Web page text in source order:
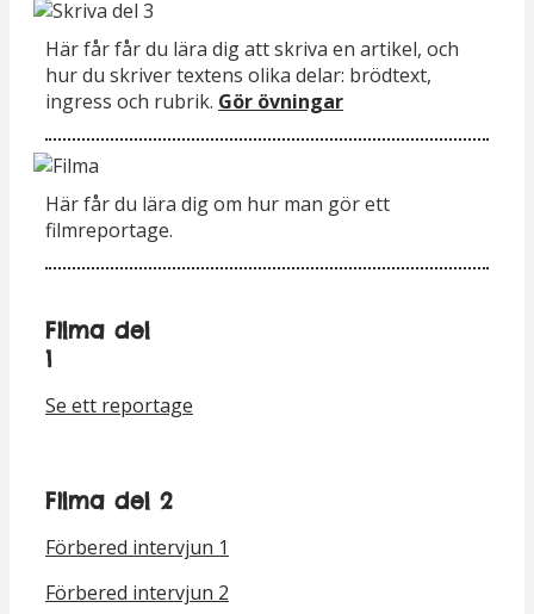
Här får får du lära dig att skriva en artikel, och
hur du skriver textens olika delar: brödtext,
ingress och rubrik. Gör övningar
Här får du lära dig om hur man gör ett
filmreportage.
Filma del
1
Se ett reportage
Filma del 2
Förbered intervjun 1
Förbered intervjun 2